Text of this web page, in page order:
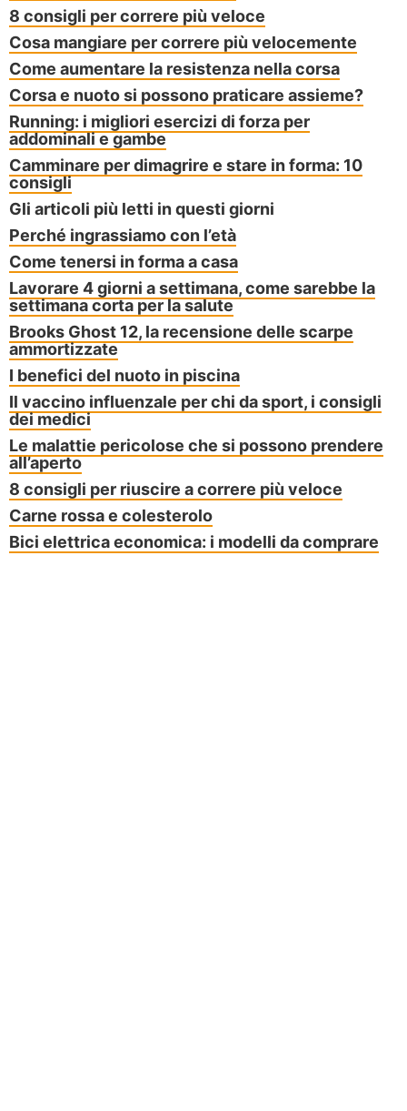
8 consigli per correre più veloce
Cosa mangiare per correre più velocemente
Come aumentare la resistenza nella corsa
Corsa e nuoto si possono praticare assieme?
Running: i migliori esercizi di forza per
addominali e gambe
Camminare per dimagrire e stare in forma: 10
consigli
Gli articoli più letti in questi giorni
Perché ingrassiamo con l’età
Come tenersi in forma a casa
Lavorare 4 giorni a settimana, come sarebbe la
settimana corta per la salute
Brooks Ghost 12, la recensione delle scarpe
ammortizzate
I benefici del nuoto in piscina
Il vaccino influenzale per chi da sport, i consigli
dei medici
Le malattie pericolose che si possono prendere
all’aperto
8 consigli per riuscire a correre più veloce
Carne rossa e colesterolo
Bici elettrica economica: i modelli da comprare